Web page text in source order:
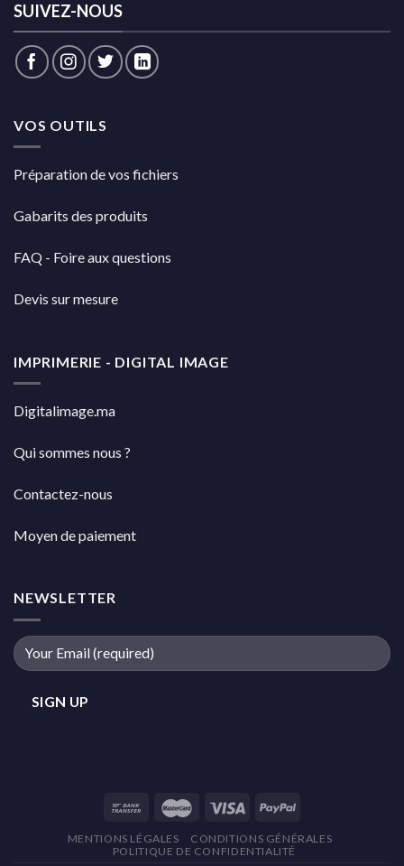
SUIVEZ-NOUS
VOS OUTILS
Préparation de vos fichiers
Gabarits des produits
FAQ - Foire aux questions
Devis sur mesure
IMPRIMERIE - DIGITAL IMAGE
Digitalimage.ma
Qui sommes nous ?
Contactez-nous
Moyen de paiement
NEWSLETTER
MENTIONS LÉGALES
CONDITIONS GÉNÉRALES
POLITIQUE DE CONFIDENTIALITÉ